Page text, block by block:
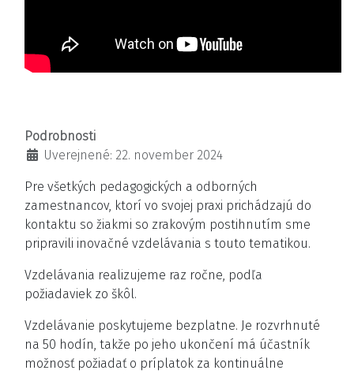
Podrobnosti
Uverejnené: 22. november 2024
Pre všetkých pedagogických a odborných
zamestnancov, ktorí vo svojej praxi prichádzajú do
kontaktu so žiakmi so zrakovým postihnutím sme
pripravili inovačné vzdelávania s touto tematikou.
Vzdelávania realizujeme raz ročne, podľa
požiadaviek zo škôl.
Vzdelávanie poskytujeme bezplatne. Je rozvrhnuté
na 50 hodín, takže po jeho ukončení má účastník
možnosť požiadať o príplatok za kontinuálne